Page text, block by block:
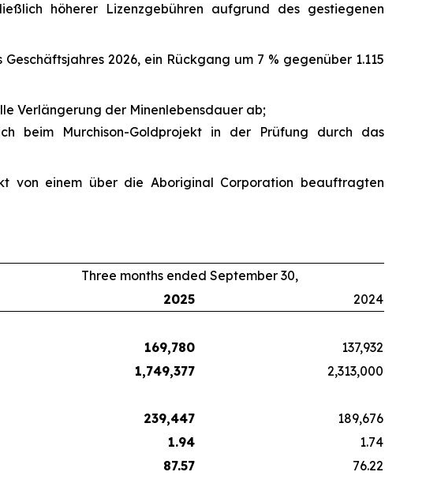
höherer Lizenzgebühren aufgrund des gestiegenen
2026, ein Rückgang um 7 % gegenüber 1.115
Verlängerung der Minenlebensdauer ab;
beim Murchison-Goldprojekt in der Prüfung durch das
von einem über die Aboriginal Corporation beauftragten
Three months ended September 30,
2025
2024
169,780
137,932
1,749,377
2,313,000
239,447
189,676
1.94
1.74
87.57
76.22